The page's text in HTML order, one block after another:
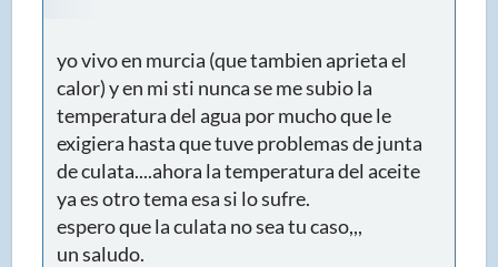
yo vivo en murcia (que tambien aprieta el
calor) y en mi sti nunca se me subio la
temperatura del agua por mucho que le
exigiera hasta que tuve problemas de junta
de culata....ahora la temperatura del aceite
ya es otro tema esa si lo sufre.
espero que la culata no sea tu caso,,,
un saludo.